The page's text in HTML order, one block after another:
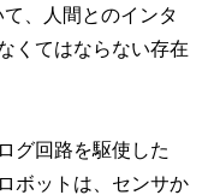
、人間とのインタ
くてはならない存在
グ回路を駆使した
ボットは、センサか